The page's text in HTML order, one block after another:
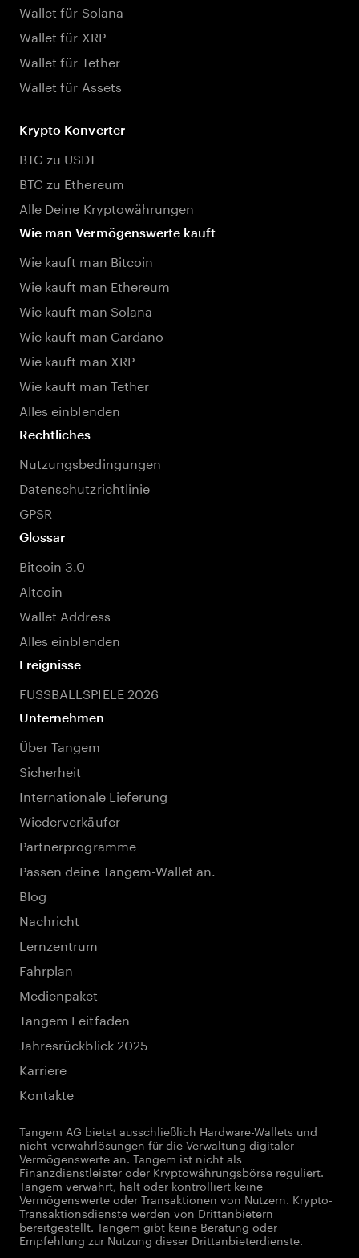
Wallet für Solana
Wallet für XRP
Wallet für Tether
Wallet für Assets
Krypto Konverter
BTC zu USDT
BTC zu Ethereum
Alle Deine Kryptowährungen
Wie man Vermögenswerte kauft
Wie kauft man Bitcoin
Wie kauft man Ethereum
Wie kauft man Solana
Wie kauft man Cardano
Wie kauft man XRP
Wie kauft man Tether
Alles einblenden
Rechtliches
Nutzungsbedingungen
Datenschutzrichtlinie
GPSR
Glossar
Bitcoin 3.0
Altcoin
Wallet Address
Alles einblenden
Ereignisse
FUSSBALLSPIELE 2026
Unternehmen
Über Tangem
Sicherheit
Internationale Lieferung
Wiederverkäufer
Partnerprogramme
Passen deine Tangem-Wallet an.
Blog
Nachricht
Lernzentrum
Fahrplan
Medienpaket
Tangem Leitfaden
Jahresrückblick 2025
Karriere
Kontakte
Tangem AG bietet ausschließlich Hardware-Wallets und
nicht-verwahrlösungen für die Verwaltung digitaler
Vermögenswerte an. Tangem ist nicht als
Finanzdienstleister oder Kryptowährungsbörse reguliert.
Tangem verwahrt, hält oder kontrolliert keine
Vermögenswerte oder Transaktionen von Nutzern. Krypto-
Transaktionsdienste werden von Drittanbietern
bereitgestellt. Tangem gibt keine Beratung oder
Empfehlung zur Nutzung dieser Drittanbieterdienste.